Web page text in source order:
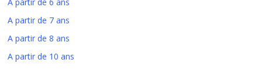
A partir de 6 ans
A partir de 7 ans
A partir de 8 ans
A partir de 10 ans